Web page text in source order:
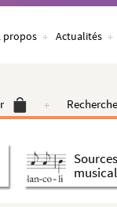
propos Actualités
Sources